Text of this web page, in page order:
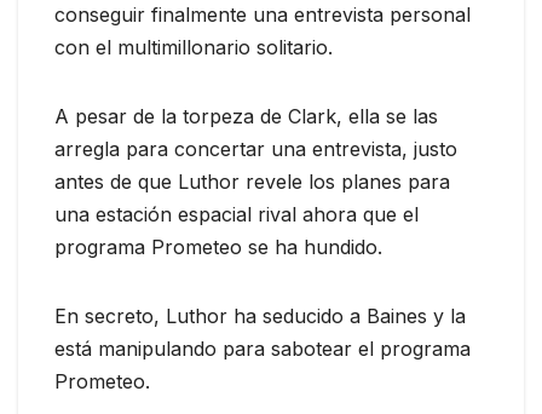
conseguir finalmente una entrevista personal
con el multimillonario solitario.
A pesar de la torpeza de Clark, ella se las
arregla para concertar una entrevista, justo
antes de que Luthor revele los planes para
una estación espacial rival ahora que el
programa Prometeo se ha hundido.
En secreto, Luthor ha seducido a Baines y la
está manipulando para sabotear el programa
Prometeo.